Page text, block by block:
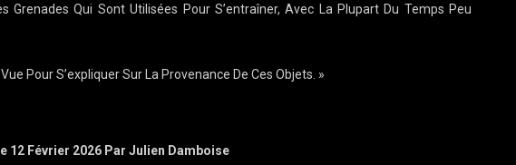
Grenades Qui Sont Utilisées Pour S’entraîner, Avec La Plupart Du Temps Peu
Pour S’expliquer Sur La Provenance De Ces Objets. »
12 Février 2026 Par Julien Damboise